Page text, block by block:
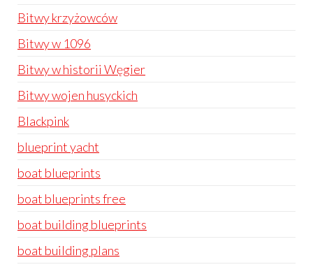
Bitwy krzyżowców
Bitwy w 1096
Bitwy w historii Węgier
Bitwy wojen husyckich
Blackpink
blueprint yacht
boat blueprints
boat blueprints free
boat building blueprints
boat building plans